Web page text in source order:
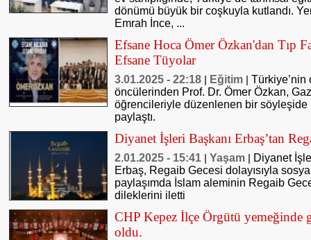
dönümü büyük bir coşkuyla kutlandı.
Emrah İnce, ...
Efsane Hoca Ömer Özkan'dan Tıp
Efsane Tüyolar
3.01.2025 - 22:18 Eğitim
Türkiye’nin
öncülerinden Prof. Dr. Ömer Özkan,
öğrencileriyle düzenlenen bir
paylaştı.
Diyanet İşleri Başkanı Erbaş’tan
2.01.2025 - 15:41 Yaşam
Diyanet
Erbaş, Regaib Gecesi dolayısıyla
paylaşımda İslam aleminin Regaib
dileklerini iletti
CHP Kepez İlçe Örgütü yemeğinde
oldu.